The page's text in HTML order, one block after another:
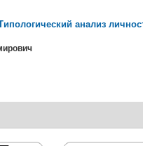
анализ